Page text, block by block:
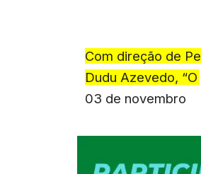
Com direção de
Dudu Azevedo,
03 de novembro